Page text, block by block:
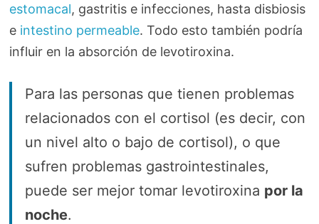
estomacal, gastritis e infecciones, hasta disbiosis
e intestino permeable. Todo esto también podría
influir en la absorción de levotiroxina.
Para las personas que tienen problemas
relacionados con el cortisol (es decir, con
un nivel alto o bajo de cortisol), o que
sufren problemas gastrointestinales,
puede ser mejor tomar levotiroxina por la
noche.